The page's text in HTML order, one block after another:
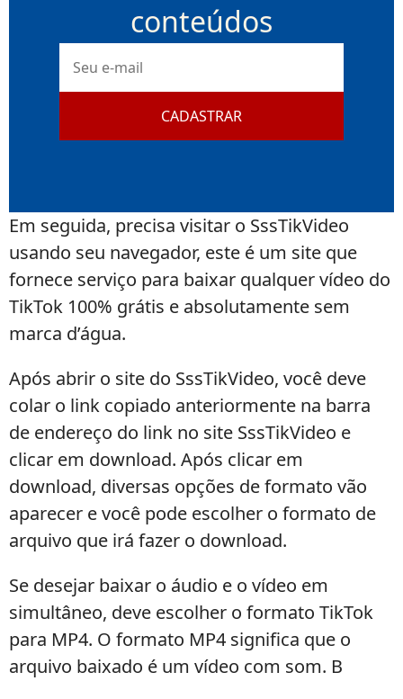
conteúdos
mail
CADASTRAR
Em seguida, precisa visitar o SssTikVideo
usando seu navegador, este é um site que
fornece serviço para baixar qualquer vídeo do
TikTok 100% grátis e absolutamente sem
marca d’água.
Após abrir o site do SssTikVideo, você deve
colar o link copiado anteriormente na barra
de endereço do link no site SssTikVideo e
clicar em download. Após clicar em
download, diversas opções de formato vão
aparecer e você pode escolher o formato de
arquivo que irá fazer o download.
Se desejar baixar o áudio e o vídeo em
simultâneo, deve escolher o formato TikTok
para MP4. O formato MP4 significa que o
arquivo baixado é um vídeo com som. B